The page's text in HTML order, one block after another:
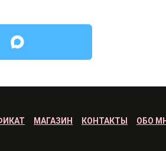
МАГАЗИН КОНТАКТЫ ОБО